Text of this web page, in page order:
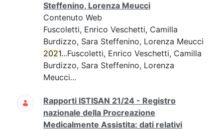
Steffenino, Lorenza Meucci
Contenuto Web
Fuscoletti, Enrico Veschetti, Camilla
Burdizzo, Sara Steffenino, Lorenza Meucci
2021...Fuscoletti, Enrico Veschetti, Camilla
Burdizzo, Sara Steffenino, Lorenza
Meucci...
Rapporti ISTISAN 21/24 - Registro
nazionale della Procreazione
Medicalmente Assistita: dati relativi